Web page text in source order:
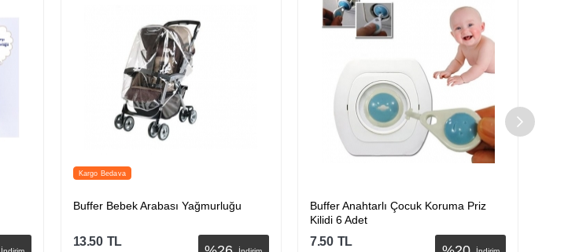
Kargo Bedava
Buffer Bebek Arabası Yağmurluğu
13.50 TL
Buffer Anahtarlı Çocuk Koruma Priz
Kilidi 6 Adet
7.50 TL